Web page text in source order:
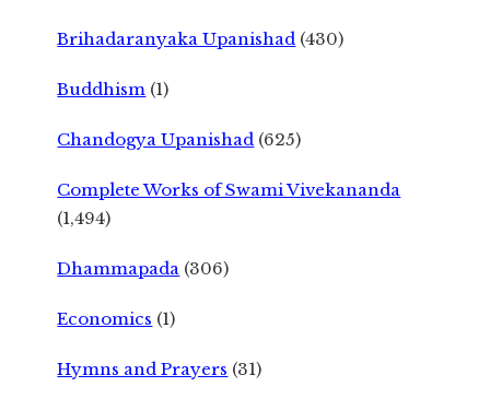
Brihadaranyaka Upanishad (430)
Buddhism (1)
Chandogya Upanishad (625)
Complete Works of Swami Vivekananda
(1,494)
Dhammapada (306)
Economics (1)
Hymns and Prayers (31)